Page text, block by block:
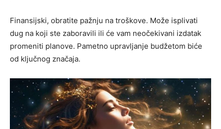
Finansijski, obratite pažnju na troškove. Može isplivati
dug na koji ste zaboravili ili će vam neočekivani izdatak
promeniti planove. Pametno upravljanje budžetom biće
od ključnog značaja.